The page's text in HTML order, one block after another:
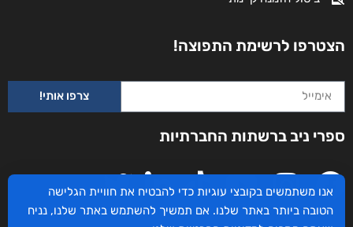
מתת החיים של היטנר יוסף
₪35
–
₪105
₪35
מודפס
הצטרפו לרשימת התפוצה!
צרפו אותי!
ספרי ניב ברשתות החברתיות
אנו משתמשים בקובצי עוגיות כדי להבטיח את חוויית הגלישה
הטובה ביותר באתר שלנו. אם תמשיך להשתמש באתר שלנו, נניח